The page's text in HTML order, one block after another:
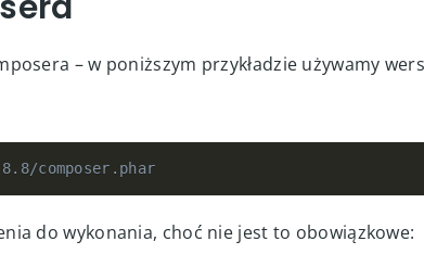
pewność, że nie potrzebujesz zawartości
– w poniższym przykładzie używamy wersji